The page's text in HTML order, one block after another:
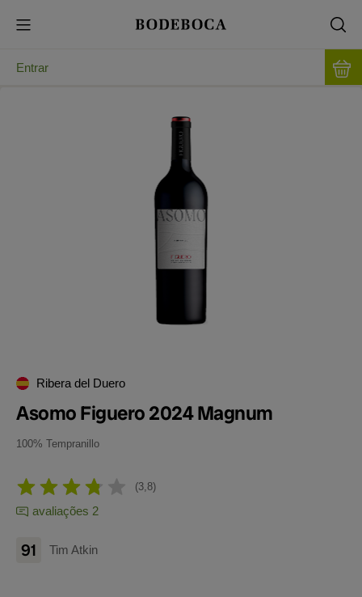
Entrar
Ribera del Duero
Asomo Figuero 2024 Magnum
100% Tempranillo
3,8
avaliações 2
91 Tim Atkin